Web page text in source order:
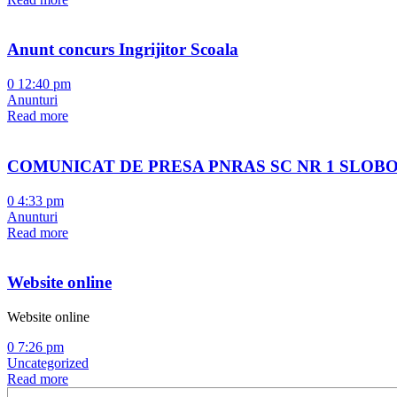
Anunt concurs Ingrijitor Scoala
0 12:40 pm
Anunturi
Read more
COMUNICAT DE PRESA PNRAS SC NR 1
0 4:33 pm
Anunturi
Read more
Website online
Website online
0 7:26 pm
Uncategorized
Read more